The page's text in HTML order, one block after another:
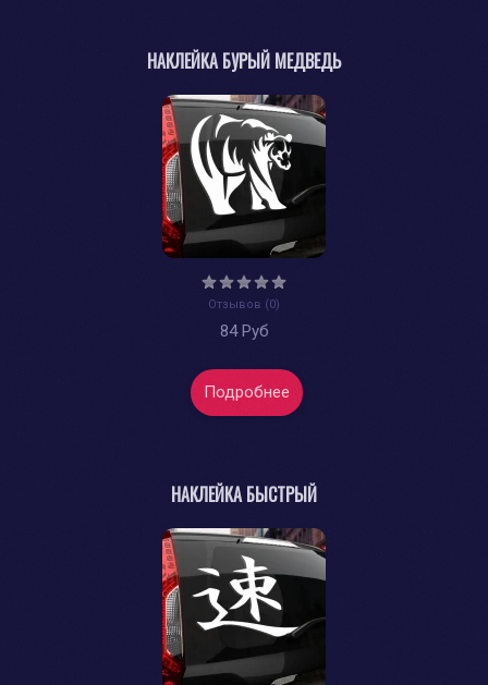
НАКЛЕЙКА БУРЫЙ МЕДВЕДЬ
Отзывов (0)
84 Руб
Подробнее
НАКЛЕЙКА БЫСТРЫЙ